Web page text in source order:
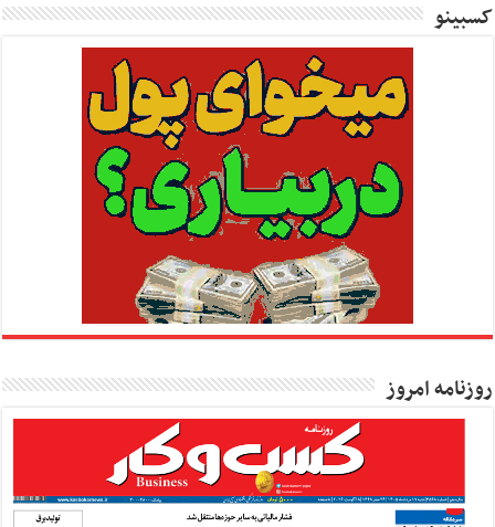
کسبینو
روزنامه امروز